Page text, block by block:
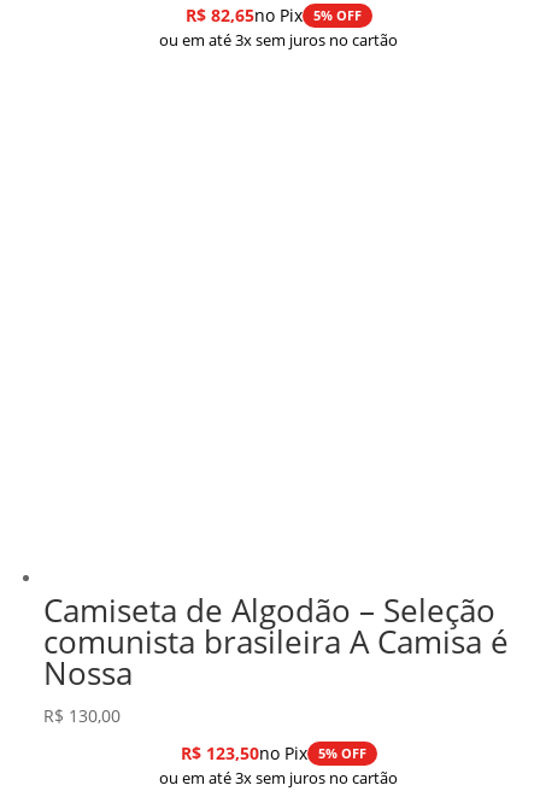
R$82,65no Pix 5% OFF
ou em até 3x sem juros no cartão
Camiseta de Algodão – Seleção
comunista brasileira A Camisa é
Nossa
R$ 130,00
R$123,50no Pix 5% OFF
ou em até 3x sem juros no cartão